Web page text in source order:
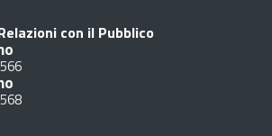
con il Pubblico